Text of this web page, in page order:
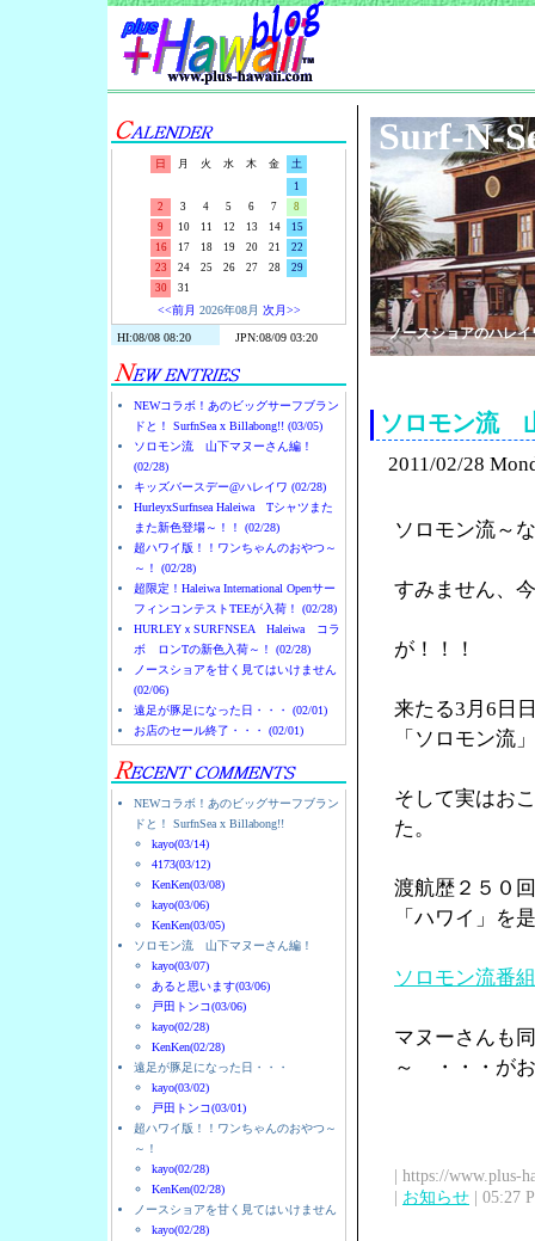
日 月 火 水 木 金
土
1
2
3 4 5 6 7
8
9
10 11 12 13 14
15
16
17 18 19 20 21
22
23
24 25 26 27 28
29
30
31
<<前月 2026年08月 次月>>
NEWコラボ！あのビッグサーフブラン
ドと！ SurfnSea x Billabong!! (03/05)
ソロモン流 山下マヌーさん編！
(02/28)
キッズバースデー@ハレイワ (02/28)
HurleyxSurfnsea Haleiwa Tシャツまた
また新色登場～！！ (02/28)
超ハワイ版！！ワンちゃんのおやつ～
～！ (02/28)
超限定！Haleiwa International Openサー
フィンコンテストTEEが入荷！ (02/28)
HURLEYｘSURFNSEA Haleiwa コラ
ボ ロンTの新色入荷～！ (02/28)
ノースショアを甘く見てはいけません
(02/06)
遠足が豚足になった日・・・ (02/01)
お店のセール終了・・・ (02/01)
NEWコラボ！あのビッグサーフブラン
ドと！ SurfnSea x Billabong!!
kayo(03/14)
4173(03/12)
KenKen(03/08)
kayo(03/06)
KenKen(03/05)
ソロモン流 山下マヌーさん編！
kayo(03/07)
あると思います(03/06)
戸田トンコ(03/06)
kayo(02/28)
KenKen(02/28)
遠足が豚足になった日・・・
kayo(03/02)
戸田トンコ(03/01)
超ハワイ版！！ワンちゃんのおやつ～
～！
kayo(02/28)
KenKen(02/28)
ノースショアを甘く見てはいけません
kayo(02/28)
Surf-N-
ノースショアのハレ
ソロモン流
2011/02/28
ソロモン流～
すみません、
が！！！
来たる3月6日
「ソロモン流
そして実はお
た。
渡航歴２５０
「ハワイ」を
ソロモン流番
マヌーさんも
～ ・・・がお
| https://www.plus-
| お知らせ | 05:27